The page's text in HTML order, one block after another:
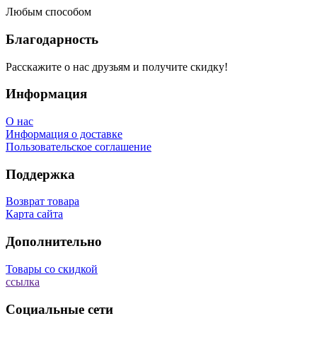
Любым способом
Благодарность
Расскажите о нас друзьям и получите скидку!
Информация
О нас
Информация о доставке
Пользовательское соглашение
Поддержка
Возврат товара
Карта сайта
Дополнительно
Товары со скидкой
ссылка
Социальные сети